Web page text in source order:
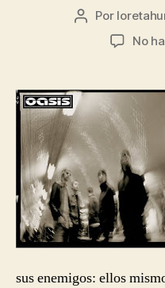
Autor
Por
No
sus enemigos: ellos